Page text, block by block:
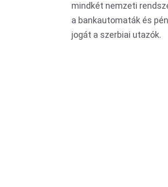
mindkét nemzeti
a bankautomaták és
jogát a szerbiai utazók.